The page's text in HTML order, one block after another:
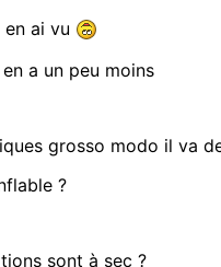
ai vu
a un peu moins
grosso modo il va
?
sont à sec ?